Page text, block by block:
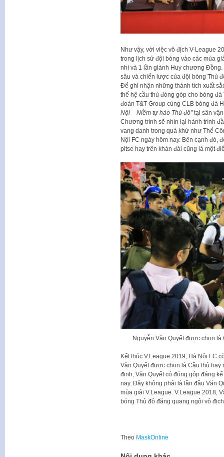
Như vậy, với việc vô địch V-League
trong lịch sử đội bóng vào các mùa
nhì và 1 lần giành Huy chương
sâu và chiến lược của đội bóng Thủ
Để ghi nhận những thành tích xuất
thế hệ cầu thủ đóng góp cho bóng
đoàn T&T Group cùng CLB bóng đá
Nội – Niềm tự hào Thủ đô”tại sân
Chương trình sẽ nhìn lại hành trình
vang danh trong quá khứ như Thể
Nội FC ngày hôm nay. Bên cạnh
pitse hay trên khán đài cũng là một
Nguyễn Văn Quyết được chọn là
Kết thúc V.League 2019, Hà Nội FC
Văn Quyết được chọn là Cầu thủ
định, Văn Quyết có đóng góp đáng
nay. Đây không phải là lần đầu Văn
mùa giải V.League. V.League 2018,
bóng Thủ đô đăng quang ngôi vô
Theo MaskOnline